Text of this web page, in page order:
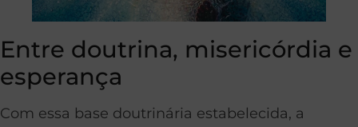
Entre doutrina, misericórdia e
esperança
Com essa base doutrinária estabelecida, a